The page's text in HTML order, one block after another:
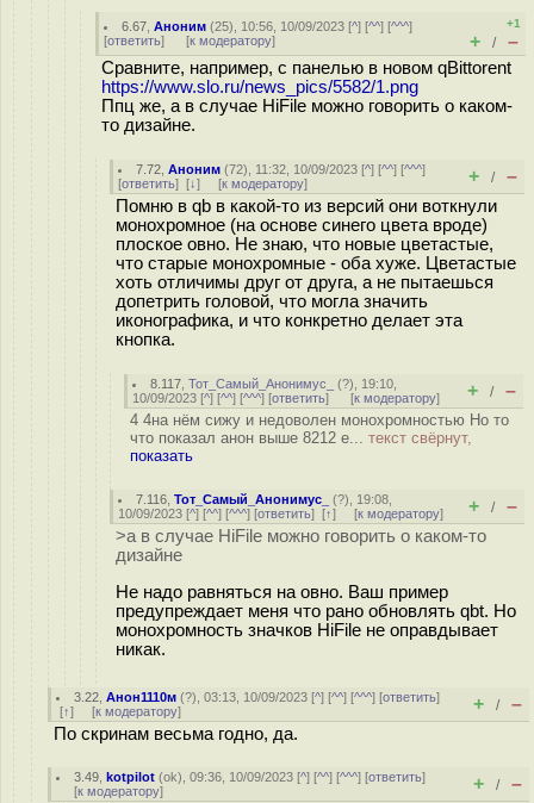
6.67 ,Аноним (25), 10:56, 10/09/2023 [^] [^^] [^^^]
[ответить] [к модератору]
+1
+ / –
Сравните, например, с панелью в новом qBittorent
https://www.slo.ru/news_pics/5582/1.png
Ппц же, а в случае HiFile можно говорить о каком-
то дизайне.
7.72 ,Аноним (72), 11:32, 10/09/2023 [^] [^^] [^^^]
[ответить] [↓] [к модератору] + / –
Помню в qb в какой-то из версий они воткнули
монохромное (на основе синего цвета вроде)
плоское овно. Не знаю, что новые цветастые,
что старые монохромные - оба хуже. Цветастые
хоть отличимы друг от друга, а не пытаешься
допетрить головой, что могла значить
иконографика, и что конкретно делает эта
кнопка.
8.117 ,Тот_Самый_Анонимус_ (?), 19:10,
10/09/2023 [^] [^^] [^^^] [ответить] [к модератору] + / –
4 4на нём сижу и недоволен монохромностью Но то
что показал анон выше 8212 е... текст свёрнут,
показать
7.116 ,Тот_Самый_Анонимус_ (?), 19:08,
10/09/2023 [^] [^^] [^^^] [ответить] [↑] [к модератору] + / –
>а в случае HiFile можно говорить о каком-то
дизайне
Не надо равняться на овно. Ваш пример
предупреждает меня что рано обновлять qbt. Но
монохромность значков HiFile не оправдывает
никак.
3.22 ,Анон1110м (?), 03:13, 10/09/2023 [^] [^^] [^^^] [ответить]
[↑] [к модератору] + / –
По скринам весьма годно, да.
3.49 ,kotpilot (ok), 09:36, 10/09/2023 [^] [^^] [^^^] [ответить]
[к модератору] + / –